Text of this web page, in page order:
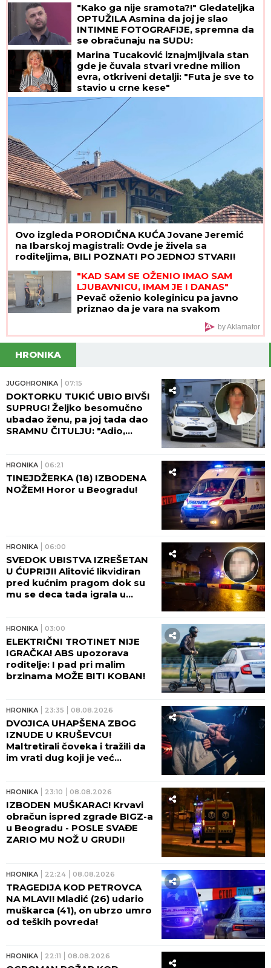
"Kako ga nije sramota?!" Gledateljka
OPTUŽILA Asmina da joj je slao
INTIMNE FOTOGRAFIJE, spremna da
se obračunaju na SUDU:
"Iskorišćavaš devojke za pare"
Marina Tucaković iznajmljivala stan
gde je čuvala stvari vredne milion
evra, otkriveni detalji: "Futa je sve to
stavio u crne kese"
Ovo izgleda PORODIČNA KUĆA Jovane Jeremić
na Ibarskoj magistrali: Ovde je živela sa
roditeljima, BILI POZNATI PO JEDNOJ STVARI!
"KAD SAM SE OŽENIO IMAO SAM
LJUBAVNICU, IMAM JE I DANAS"
Pevač oženio koleginicu pa javno
priznao da je vara na svakom
koraku: "Skoro svi na estradi imaju
by Aklamator
HRONIKA
JUGOHRONIKA 07:15
DOKTORKU TUKIĆ UBIO BIVŠI
SUPRUG! Željko besomučno
ubadao ženu, pa joj tada dao
SRAMNU ČITULJU: "Adio,
HRONIKA 06:21
TINEJDŽERKA (18) IZBODENA
NOŽEM! Horor u Beogradu!
HRONIKA 06:00
SVEDOK UBISTVA IZREŠETAN
U ĆUPRIJI! Alitović likvidiran
pred kućnim pragom dok su
mu se deca tada igrala u
HRONIKA 03:00
ELEKTRIČNI TROTINET NIJE
IGRAČKA! ABS upozorava
roditelje: I pad pri malim
brzinama MOŽE BITI KOBAN!
HRONIKA 23:35 08.08.2026
DVOJICA UHAPŠENA ZBOG
IZNUDE U KRUŠEVCU!
Maltretirali čoveka i tražili da
im vrati dug koji je već
HRONIKA 23:10 08.08.2026
IZBODEN MUŠKARAC! Krvavi
obračun ispred zgrade BIGZ-a
u Beogradu - POSLE SVAĐE
ZARIO MU NOŽ U GRUDI!
HRONIKA 22:24 08.08.2026
TRAGEDIJA KOD PETROVCA
NA MLAVI! Mladić (26) udario
muškarca (41), on ubrzo umro
od teških povreda!
HRONIKA 22:11 08.08.2026